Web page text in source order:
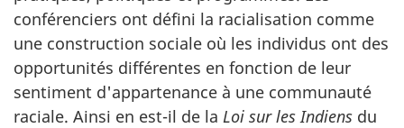
conférenciers ont défini la racialisation comme
une construction sociale où les individus ont des
opportunités différentes en fonction de leur
sentiment d'appartenance à une communauté
raciale. Ainsi en est-il de la Loi sur les Indiens du